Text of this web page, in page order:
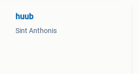
huub
Sint Anthonis